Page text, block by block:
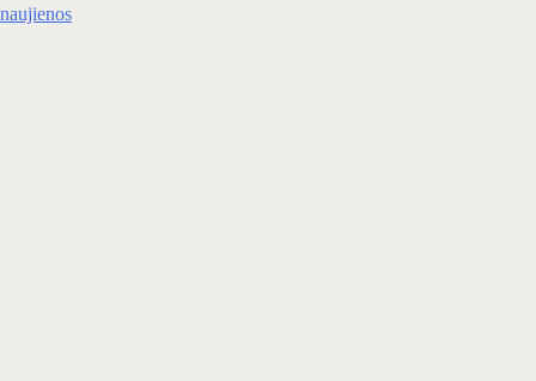
naujienos